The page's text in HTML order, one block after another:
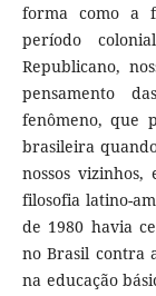
forma como a
período
Republicano,
pensamento
fenômeno, que
brasileira
nossos
filosofia latino-
de 1980 havia
no Brasil contra
na educação